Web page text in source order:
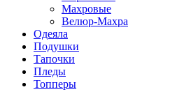
Махровые
Велюр-Махра
Одеяла
Подушки
Тапочки
Пледы
Топперы